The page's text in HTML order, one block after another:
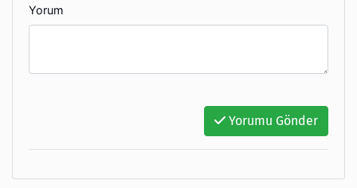
Yorum
Yorumu Gönder